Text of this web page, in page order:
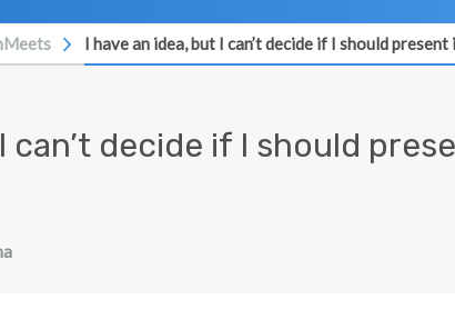
I have an idea, but I can’t decide if I should present
can’t decide if I should